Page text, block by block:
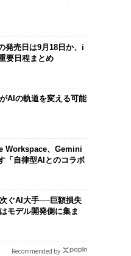
発売日は9月18日か、i
要日程まとめ
AIの軌道を変える可能
Workspace、Gemini
「自律型AIとのコラボ
ぐAI大手──巨額損失
モデル開発側に集ま
Recommended by